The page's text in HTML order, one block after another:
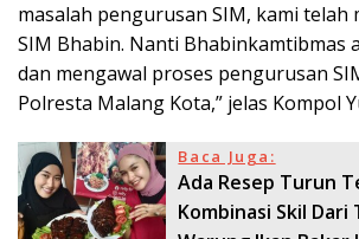
masalah pengurusan SIM, kami telah
SIM Bhabin. Nanti Bhabinkamtibmas
dan mengawal proses pengurusan
Polresta Malang Kota,” jelas Kompol
Baca Juga:
Ada Resep Turun
Kombinasi Skil Dari